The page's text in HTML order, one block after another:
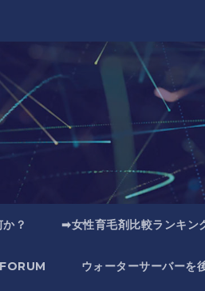
？ ➡女性育毛剤比較ランキン
FORUM ウォーターサーバーを